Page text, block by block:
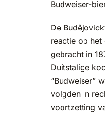
Budweiser-
De
reactie op het
gebracht in
Duitstalige
“Budweiser”
volgden in
voortzetting